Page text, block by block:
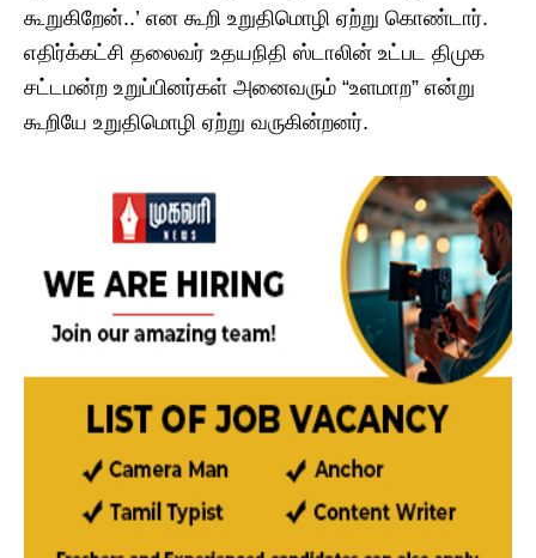
கூறுகிறேன்..’ என கூறி உறுதிமொழி ஏற்று கொண்டார்.
எதிர்க்கட்சி தலைவர் உதயநிதி ஸ்டாலின் உட்பட திமுக
சட்டமன்ற உறுப்பினர்கள் அனைவரும் “உளமாற” என்று
கூறியே உறுதிமொழி ஏற்று வருகின்றனர்.